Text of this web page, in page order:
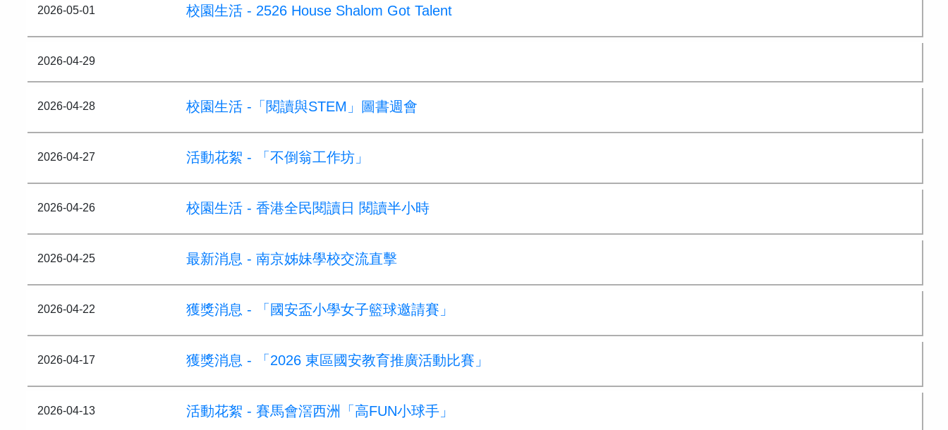
2026-05-01 校園生活 - 2526 House Shalom Got Talent
2026-04-29
2026-04-28 校園生活 -「閱讀與STEM」圖書週會
2026-04-27 活動花絮 - 「不倒翁工作坊」
2026-04-26 校園生活 - 香港全民閱讀日 閱讀半小時
2026-04-25 最新消息 - 南京姊妹學校交流直擊
2026-04-22 獲獎消息 - 「國安盃小學女子籃球邀請賽」
2026-04-17 獲獎消息 - 「2026 東區國安教育推廣活動比賽」
2026-04-13 活動花絮 - 賽馬會滘西洲「高FUN小球手」